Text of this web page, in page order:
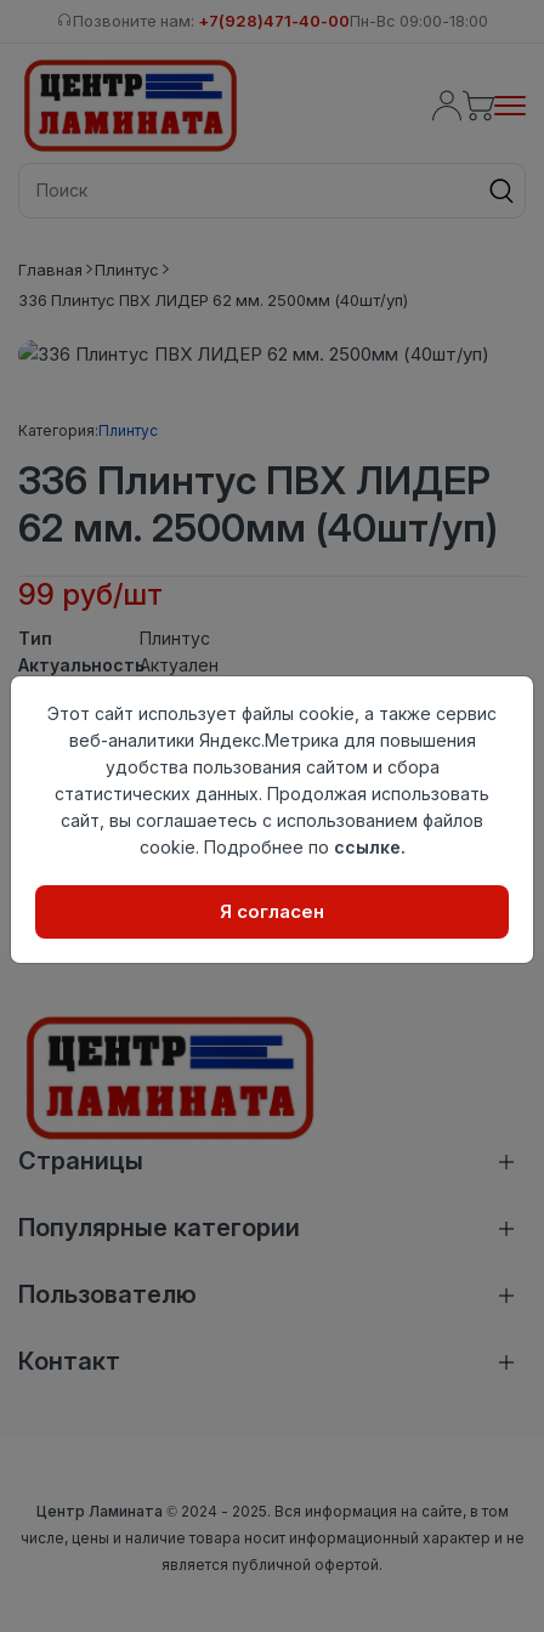
Позвоните нам: +7(928)471-40-00Пн-Вс 09:00-18:00
Главная
Плинтус
336 Плинтус ПВХ ЛИДЕР 62 мм. 2500мм (40шт/уп)
Категория:Плинтус
336 Плинтус ПВХ ЛИДЕР
62 мм. 2500мм (40шт/уп)
99 руб/шт
Тип
Плинтус
АктуальностьАктуален
Осталось40 шт
Добавить в корзину
Внимание! Внешний вид товара может отличаться от
представленного на настоящем сайте. Проверяйте
в момент приобретения товара.
Страницы
Популярные категории
Пользователю
Контакт
Центр Ламината © 2024 - 2025. Вся информация на сайте, в том
числе, цены и наличие товара носит информационный характер и не
является публичной офертой.
Этот сайт использует файлы cookie, а также сервис
веб-аналитики Яндекс.Метрика для повышения
удобства пользования сайтом и сбора
статистических данных. Продолжая использовать
сайт, вы соглашаетесь с использованием файлов
cookie. Подробнее по ссылке.
Я согласен